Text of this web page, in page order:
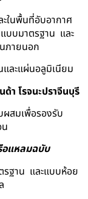
ในพื้นที่อับอากาศ
บบมาตรฐาน และ
ภายนอก
ละแผ่นอลูมิเนียม
ด้า โรจนะปราจีนบุรี
สมเพื่อรองรับ
อแหลมฉบับ
ฐาน และแบบห้อย